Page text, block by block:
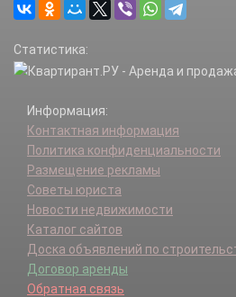
Статистика:
Информация:
Контактная информация
Политика конфиденциальности
Размещение рекламы
Советы юриста
Новости недвижимости
Каталог сайтов
Доска объявлений по
Договор аренды
Обратная связь